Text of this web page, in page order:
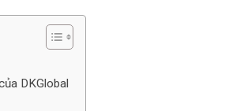
DKGlobal